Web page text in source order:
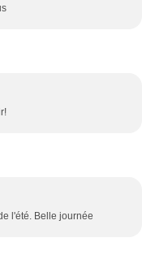
l'été. Belle journée